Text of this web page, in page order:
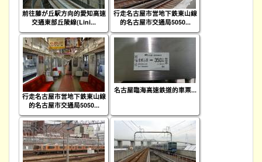
前往藤が丘駅方向的愛知高速
交通東部丘陵線(Lini...
行走名古屋市営地下鉄東山線
的名古屋市交通局5050...
行走名古屋市営地下鉄東山線
的名古屋市交通局5050...
名古屋臨海高速鉄道的車票...